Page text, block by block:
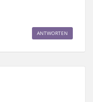
ANTWORTEN